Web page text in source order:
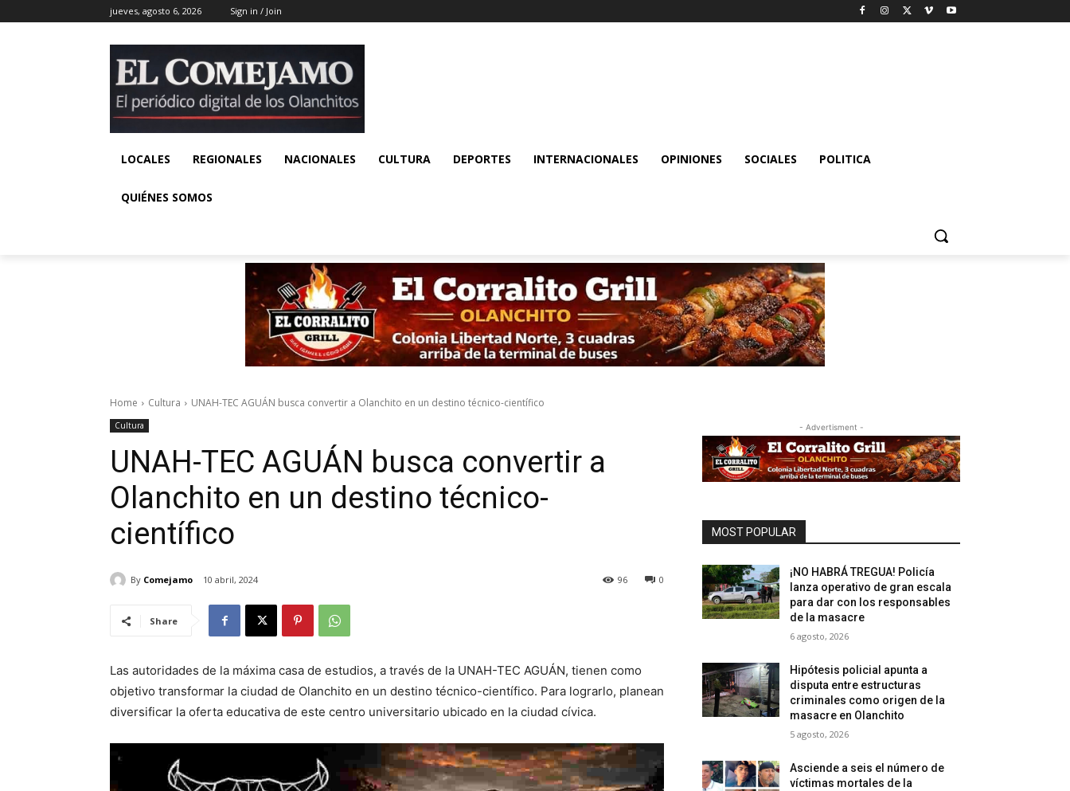
jueves, agosto 6, 2026 Sign in / Join
LOCALES REGIONALES NACIONALES CULTURA DEPORTES INTERNACIONALES OPINIONES SOCIALES POLITICA
QUIÉNES SOMOS
Home Cultura UNAH-TEC AGUÁN busca convertir a Olanchito en un destino técnico-científico
Cultura
UNAH-TEC AGUÁN busca convertir a
Olanchito en un destino técnico-
científico
By Comejamo 10 abril, 2024 0
96
Share
Las autoridades de la máxima casa de estudios, a través de la UNAH-TEC AGUÁN, tienen como
objetivo transformar la ciudad de Olanchito en un destino técnico-científico. Para lograrlo, planean
diversificar la oferta educativa de este centro universitario ubicado en la ciudad cívica.
- Advertisment -
MOST POPULAR
¡NO HABRÁ TREGUA! Policía
lanza operativo de gran escala
para dar con los responsables
de la masacre
6 agosto, 2026
Hipótesis policial apunta a
disputa entre estructuras
criminales como origen de la
masacre en Olanchito
5 agosto, 2026
Asciende a seis el número de
víctimas mortales de la